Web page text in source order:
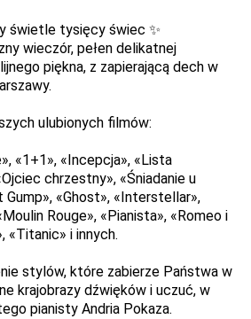
świetle tysięcy świec ✨
wieczór, pełen delikatnej
piękna, z zapierającą dech w
ulubionych filmów:
», «1+1 », « Incepcja», « Lista
Ojciec chrzestny», «Śniadanie u
Gump», «Ghost», « Interstellar»,
Moulin Rouge», « Pianista», « Romeo i
, «Titanic» i innych.
stylów, które zabierze Państwa w
krajobrazy dźwięków i uczuć, w
pianisty Andria Pokaza.